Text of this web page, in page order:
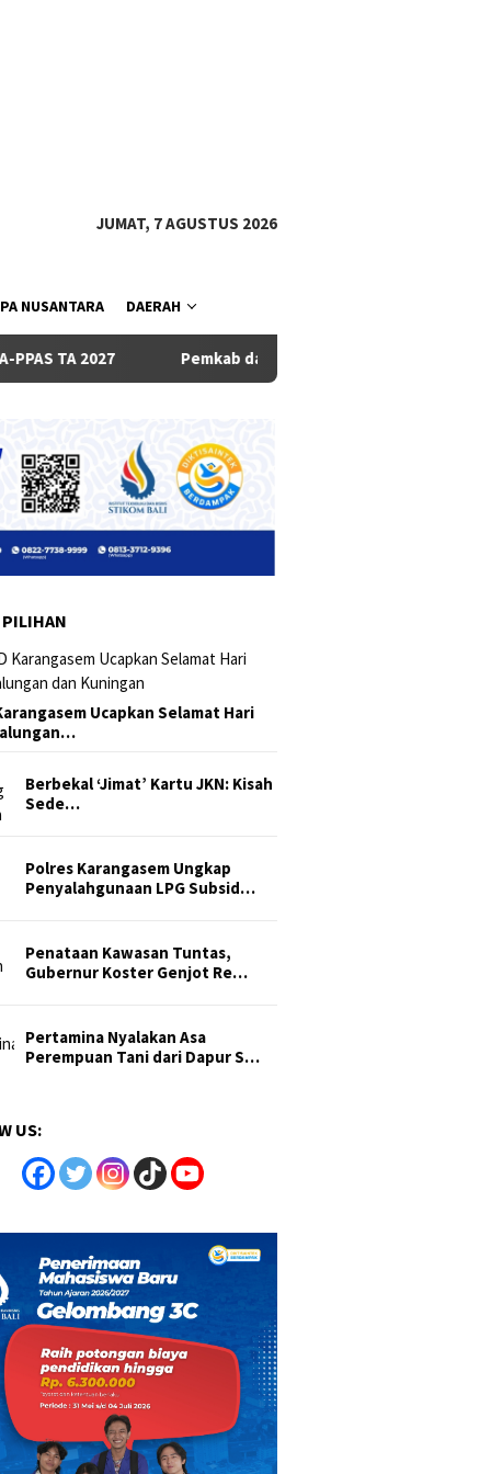
JUMAT, 7 AGUSTUS 2026
NUSANTARA DAERAH
Pemkab dan DPRD Badung Sepakati KUA-PPAS 2027,
Ucapkan Selamat Hari
Berbekal ‘Jimat’ Kartu JKN: Kisah
Sede…
Polres Karangasem Ungkap
Penyalahgunaan LPG Subsid…
Penataan Kawasan Tuntas,
Gubernur Koster Genjot Re…
Pertamina Nyalakan Asa
Perempuan Tani dari Dapur S…
US: